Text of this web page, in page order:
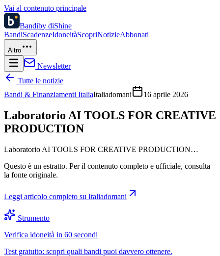
Vai al contenuto principale
Bandiby diShine
BandiScadenzeIdoneitàScopriNotizieAbbonati
Altro
Newsletter
Tutte le notizie
Bandi & Finanziamenti ItaliaItaliadomani 16 aprile 2026
Laboratorio AI TOOLS FOR CREATIVE
PRODUCTION
Laboratorio AI TOOLS FOR CREATIVE PRODUCTION…
Questo è un estratto. Per il contenuto completo e ufficiale, consulta
la fonte originale.
Leggi articolo completo su Italiadomani
Strumento
Verifica idoneità in 60 secondi
Test gratuito: scopri quali bandi puoi davvero ottenere.